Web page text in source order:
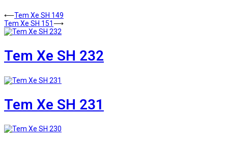
⟵Tem Xe SH 149
Tem Xe SH 151⟶
Tem Xe SH 232
Tem Xe SH 231